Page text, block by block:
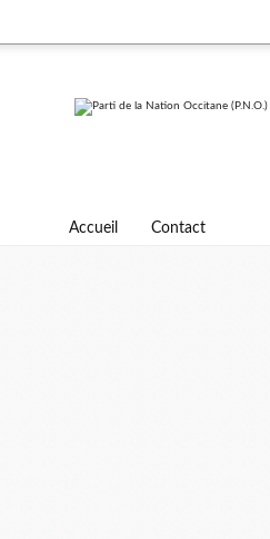
Accueil Contact